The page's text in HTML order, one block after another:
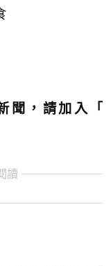
聞，請加入「
讀